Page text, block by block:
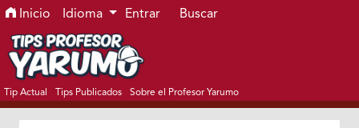
Ir al menú de navegación principal
Ir al contenido principal
Ir al pie de página del sitio
Inicio Idioma Entrar Buscar
Tip Actual Tips Publicados Sobre el Profesor Yarumo